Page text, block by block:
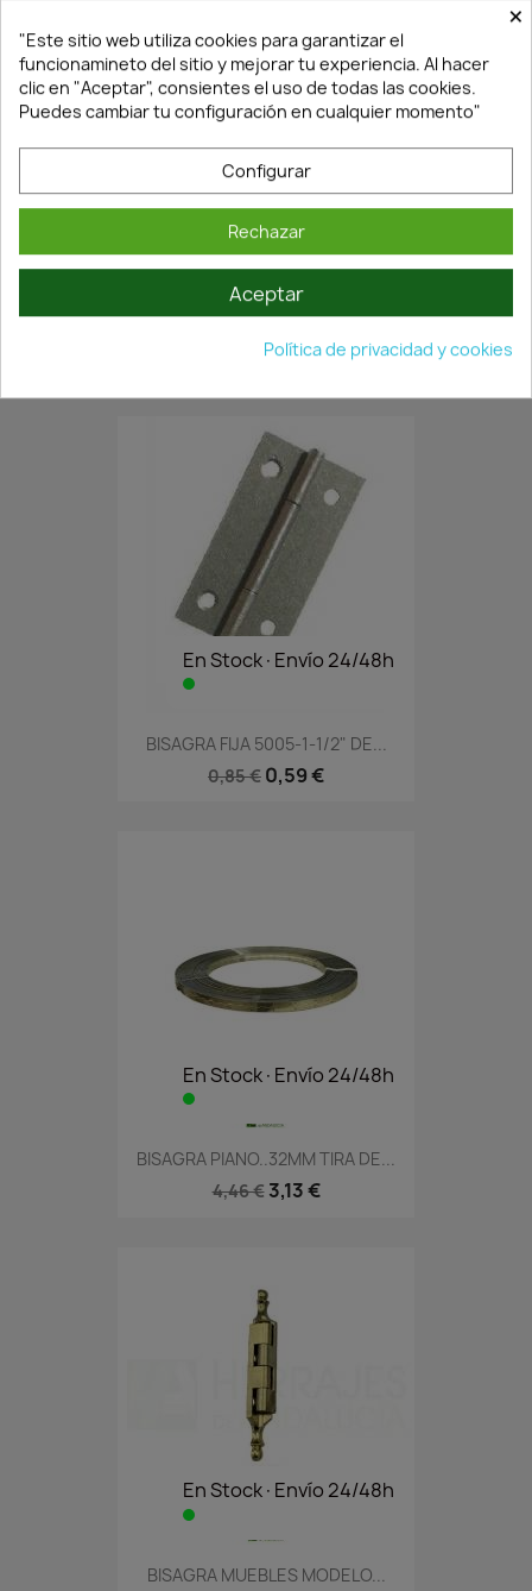
En Stock·Envío 24/48h
2,12 €
En Stock·Envío 24/48h
BISAGRA FIJA 5005-1-1/2" DE...
0,85 € 0,59 €
En Stock·Envío 24/48h
BISAGRA PIANO..32MM TIRA DE...
4,46 € 3,13 €
En Stock·Envío 24/48h
BISAGRA MUEBLES MODELO...
×
"Este sitio web utiliza cookies para garantizar el
funcionamineto del sitio y mejorar tu experiencia. Al hacer
clic en "Aceptar", consientes el uso de todas las cookies.
Puedes cambiar tu configuración en cualquier momento"
Configurar
Rechazar
Aceptar
Política de privacidad y cookies